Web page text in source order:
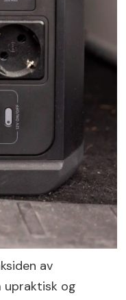
av
upraktisk og